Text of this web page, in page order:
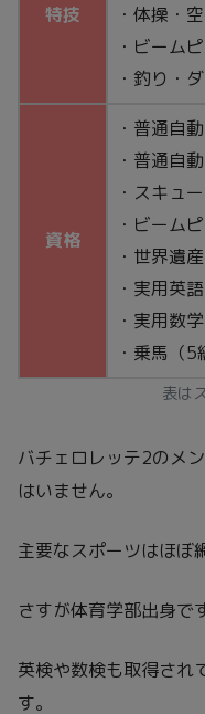
特技
・体操・
・ビーム
・釣り・
資格
・普通自
・普通自
・スキュ
・ビーム
・世界遺
・実用英
・実用数
・乗馬（5
表は
バチェロレッテ2のメ
はいません。
主要なスポーツはほぼ
さすが体育学部出身で
英検や数検も取得され
す。